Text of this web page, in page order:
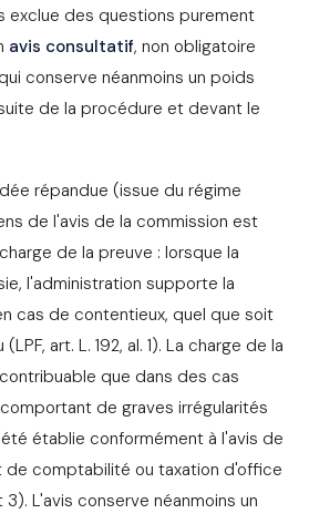
exclue des questions purement
avis consultatif, non obligatoire
conserve néanmoins un poids
de la procédure et devant le
répandue (issue du régime
de l'avis de la commission est
de la preuve : lorsque la
l'administration supporte la
cas de contentieux, quel que soit
art. L. 192, al. 1). La charge de la
que dans des cas
de graves irrégularités
établie conformément à l'avis de
de comptabilité ou taxation d'office
3). L'avis conserve néanmoins un